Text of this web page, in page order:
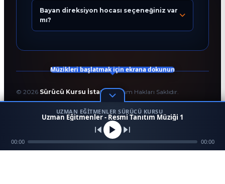
Bayan direksiyon hocası seçeneğiniz var
mı?
© 2026 Sürücü Kursu İstanbul. Tüm Hakları Saklıdır.
T.C. Milli Eğitim Bakanlığı Onaylı Resmi Eğitim Kurumudur.
Kodlama ve Tasarım:Enver Çağlar
Ara
1
Konum Mezun
Müzikleri başlatmak için ekrana dokunun
UZMAN EĞITMENLER SÜRÜCÜ KURSU
Uzman Eğitmenler - Resmi Tanıtım Müziği 1
00:00 00:00